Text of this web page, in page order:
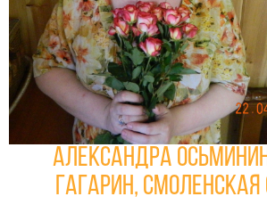
Александра
Гагарин, Смоленская